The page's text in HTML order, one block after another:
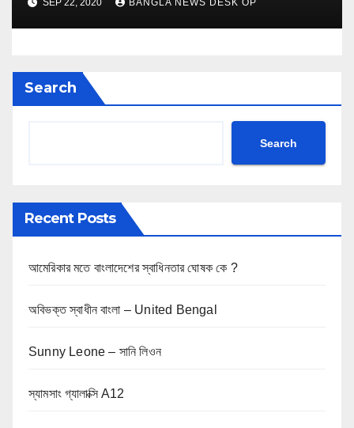
SEP 22, 2020 BANGLA NEWS DESK OP
Search
Search
Recent Posts
আমেরিকার মতে বাংলাদেশের স্বাধিনতার ঘোষক কে ?
অবিভক্ত স্বাধীন বাংলা – United Bengal
Sunny Leone – সানি লিওন
স্যামসাং গ্যালাক্সি A12